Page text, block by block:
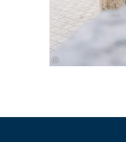
©